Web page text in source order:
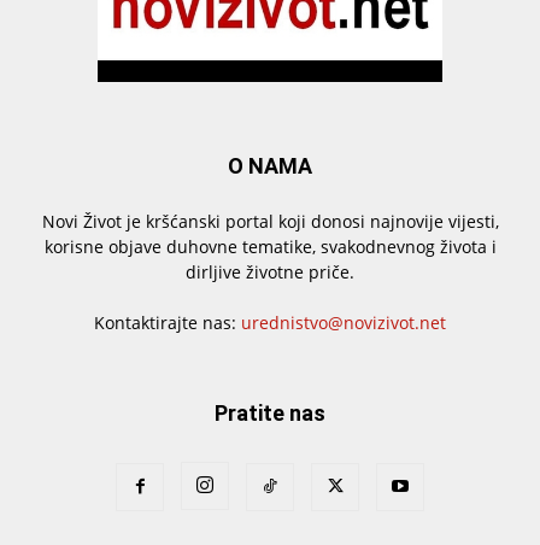
O NAMA
Novi Život je kršćanski portal koji donosi najnovije vijesti,
korisne objave duhovne tematike, svakodnevnog života i
dirljive životne priče.
Kontaktirajte nas: urednistvo@novizivot.net
Pratite nas